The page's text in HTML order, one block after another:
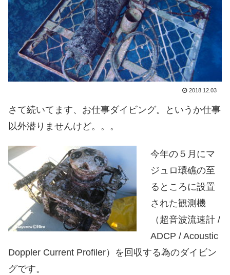
2018.12.03
さて続いてます、お仕事ダイビング。というか仕事
以外潜りませんけど。。。
今年の５月にマ
ジュロ環礁の至
るところに設置
された観測機
（超音波流速計 /
ADCP / Acoustic
Doppler Current Profiler）を回収する為のダイビン
グです。